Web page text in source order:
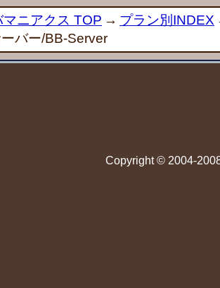
マニアクス TOP → プラン別INDEX
バー/BB-Server
Copyright © 2004-